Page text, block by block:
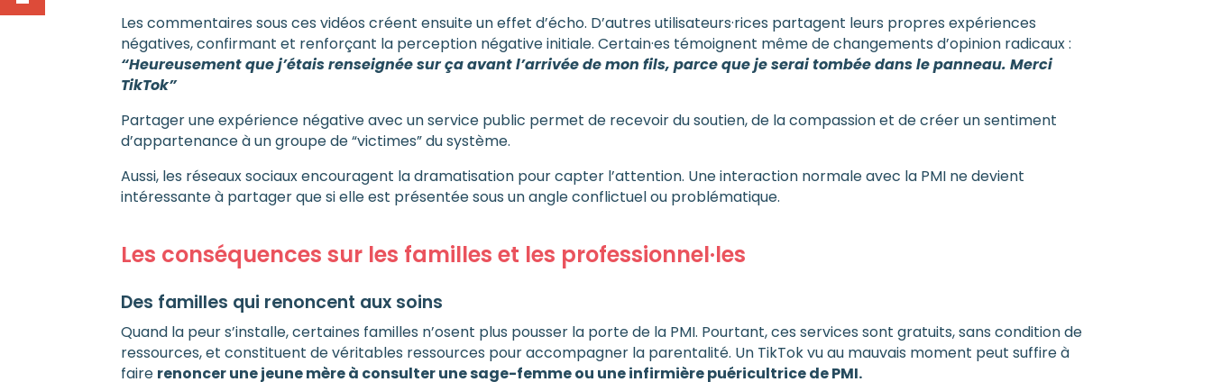
Les commentaires sous ces vidéos créent ensuite un effet d’écho. D’autres utilisateurs·rices partagent leurs propres expériences
négatives, confirmant et renforçant la perception négative initiale. Certain·es témoignent même de changements d’opinion radicaux :
“Heureusement que j’étais renseignée sur ça avant l’arrivée de mon fils, parce que je serai tombée dans le panneau. Merci
TikTok”
Partager une expérience négative avec un service public permet de recevoir du soutien, de la compassion et de créer un sentiment
d’appartenance à un groupe de “victimes” du système.
Aussi, les réseaux sociaux encouragent la dramatisation pour capter l’attention. Une interaction normale avec la PMI ne devient
intéressante à partager que si elle est présentée sous un angle conflictuel ou problématique.
Les conséquences sur les familles et les professionnel·les
Des familles qui renoncent aux soins
Quand la peur s’installe, certaines familles n’osent plus pousser la porte de la PMI. Pourtant, ces services sont gratuits, sans condition de
ressources, et constituent de véritables ressources pour accompagner la parentalité. Un TikTok vu au mauvais moment peut suffire à
faire renoncer une jeune mère à consulter une sage-femme ou une infirmière puéricultrice de PMI.